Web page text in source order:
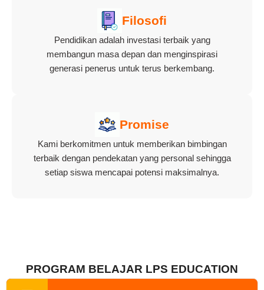
Filosofi
Pendidikan adalah investasi terbaik yang
membangun masa depan dan menginspirasi
generasi penerus untuk terus berkembang.
Promise
Kami berkomitmen untuk memberikan bimbingan
terbaik dengan pendekatan yang personal sehingga
setiap siswa mencapai potensi maksimalnya.
PROGRAM BELAJAR LPS EDUCATION